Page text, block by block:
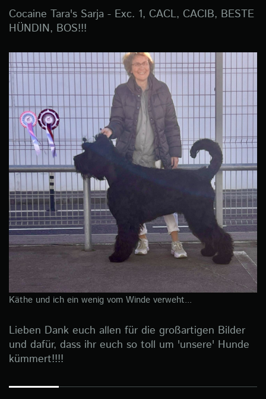
Cocaine Tara's Sarja - Exc. 1, CACL, CACIB, BESTE
HÜNDIN, BOS!!!
Käthe und ich ein wenig vom Winde verweht...
Lieben Dank euch allen für die großartigen Bilder
und dafür, dass ihr euch so toll um 'unsere' Hunde
kümmert!!!!